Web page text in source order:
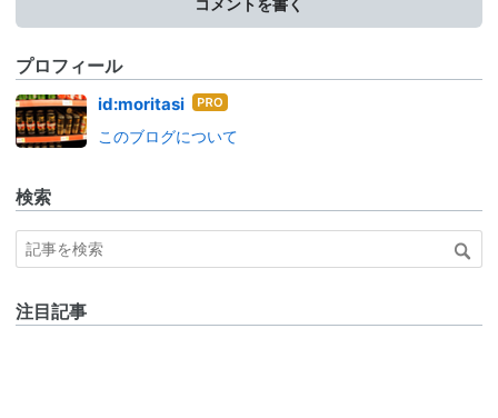
プロフィール
id:moritasi はて
ログ
このブログについて
検索
注目記事